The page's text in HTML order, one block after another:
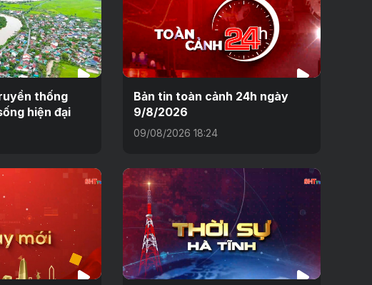
thống
hiện đại
Bản tin toàn cảnh 24h ngày
9/8/2026
09/08/2026 18:24